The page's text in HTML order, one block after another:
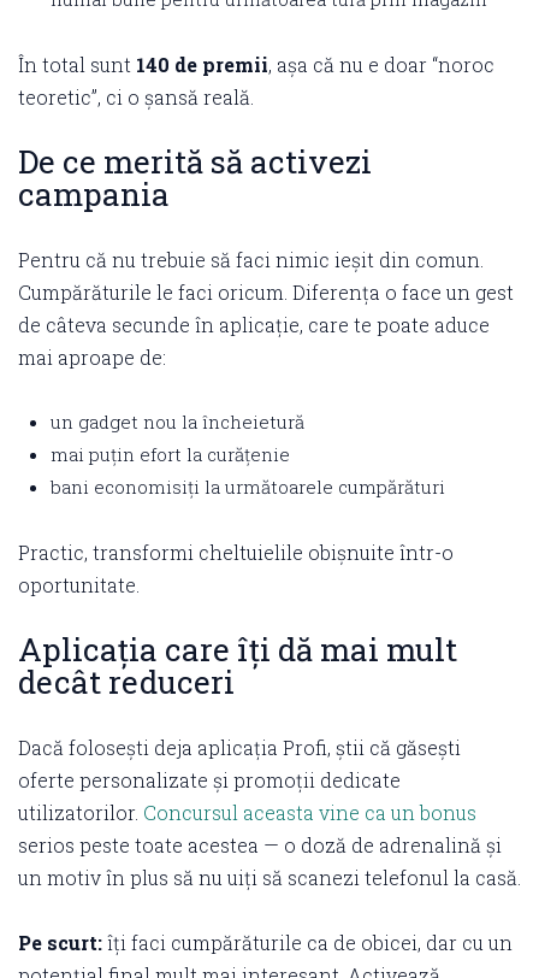
În total sunt 140 de premii, așa că nu e doar “noroc
teoretic”, ci o șansă reală.
De ce merită să activezi
campania
Pentru că nu trebuie să faci nimic ieșit din comun.
Cumpărăturile le faci oricum. Diferența o face un gest
de câteva secunde în aplicație, care te poate aduce
mai aproape de:
un gadget nou la încheietură
mai puțin efort la curățenie
bani economisiți la următoarele cumpărături
Practic, transformi cheltuielile obișnuite într-o
oportunitate.
Aplicația care îți dă mai mult
decât reduceri
Dacă folosești deja aplicația Profi, știi că găsești
oferte personalizate și promoții dedicate
utilizatorilor. Concursul aceasta vine ca un bonus
serios peste toate acestea — o doză de adrenalină și
un motiv în plus să nu uiți să scanezi telefonul la casă.
Pe scurt:îți faci cumpărăturile ca de obicei, dar cu un